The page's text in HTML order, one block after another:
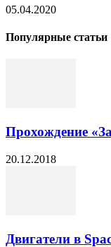
05.04.2020
Популярные статьи
Прохождение
20.12.2018
Двигатели в